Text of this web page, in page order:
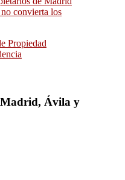
convierta los
Propiedad
Ávila y